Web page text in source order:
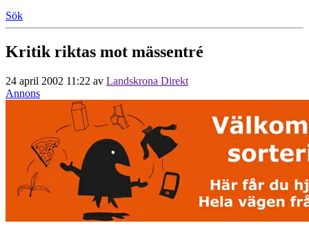
Sök
Kritik riktas mot mässentré
24 april 2002 11:22 av Landskrona Direkt
Annons